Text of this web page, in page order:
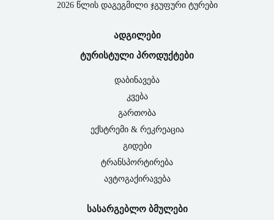
2026 წლის დაგეგმილი ჯგუფური ტურები
ადგილები
ტურისტული პროდუქტები
დაბინავება
კვება
გართობა
ექსტრემი & რეკრეაცია
გიდები
ტრანსპორტირება
ავტოგაქირავება
სასარგებლო ბმულები